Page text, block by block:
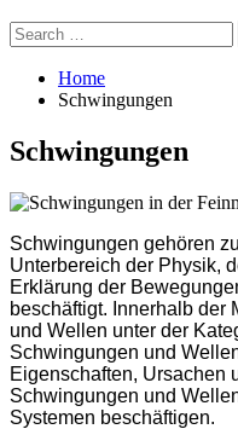
Search
for:
Home
Schwingungen
Schwingungen
Schwingungen gehören
Unterbereich der Physik,
Erklärung der
beschäftigt. Innerhalb der
und Wellen unter der
Schwingungen und
Eigenschaften, Ursachen
Schwingungen und
Systemen beschäftigen.